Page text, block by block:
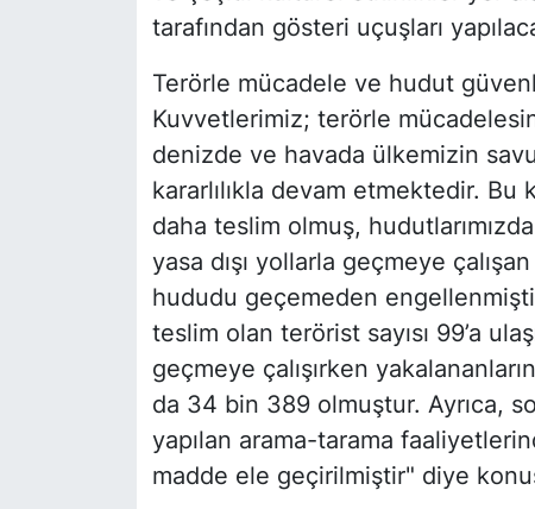
tarafından gösteri uçuşları
Terörle mücadele ve hudut
Kuvvetlerimiz; terörle
denizde ve havada ülkemizin
kararlılıkla devam etmektedir. Bu
daha teslim olmuş,
yasa dışı yollarla geçmeye
hududu geçemeden
teslim olan terörist sayısı 99’a
geçmeye çalışırken
da 34 bin 389 olmuştur. Ayrıca,
yapılan arama-tarama
madde ele geçirilmiştir" diye